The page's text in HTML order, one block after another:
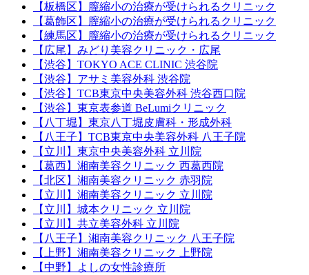
【板橋区】膣縮小の治療が受けられるクリニック
【葛飾区】膣縮小の治療が受けられるクリニック
【練馬区】膣縮小の治療が受けられるクリニック
【広尾】みどり美容クリニック・広尾
【渋谷】TOKYO ACE CLINIC 渋谷院
【渋谷】アサミ美容外科 渋谷院
【渋谷】TCB東京中央美容外科 渋谷西口院
【渋谷】東京表参道 BeLumiクリニック
【八丁堀】東京八丁堀皮膚科・形成外科
【八王子】TCB東京中央美容外科 八王子院
【立川】東京中央美容外科 立川院
【葛西】湘南美容クリニック 西葛西院
【北区】湘南美容クリニック 赤羽院
【立川】湘南美容クリニック 立川院
【立川】城本クリニック 立川院
【立川】共立美容外科 立川院
【八王子】湘南美容クリニック 八王子院
【上野】湘南美容クリニック 上野院
【中野】よしの女性診療所